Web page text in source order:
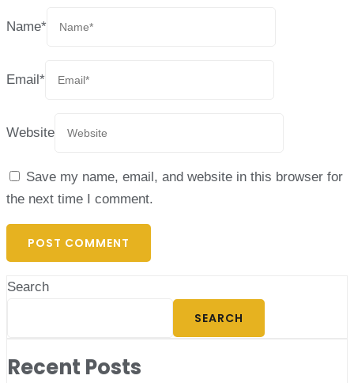
Name*
Email*
Website
Save my name, email, and website in this browser for
the next time I comment.
Search
SEARCH
Recent Posts